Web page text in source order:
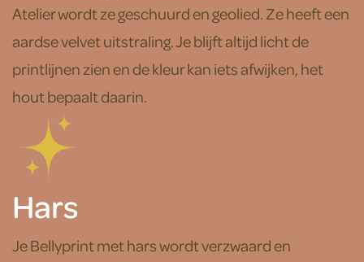
Atelier wordt ze geschuurd en geolied. Ze heeft een
aardse velvet uitstraling. Je blijft altijd licht de
printlijnen zien en de kleur kan iets afwijken, het
hout bepaalt daarin.
Hars
Je Bellyprint met hars wordt verzwaard en